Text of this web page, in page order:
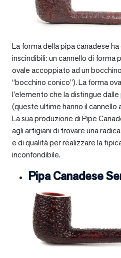
La forma della pipa canadese
inscindibili: un cannello di forma
ovale accoppiato ad un
“bocchino conico”). La forma
l’elemento che la distingue
(queste ultime hanno il cannello
La sua produzione di Pipe
agli artigiani di trovare una
e di qualità per realizzare la
inconfondibile.
Pipa Canadese